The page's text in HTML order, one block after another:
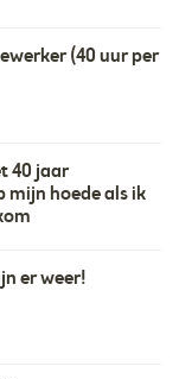
(40 uur per
40 jaar
mijn hoede als ik
er weer!